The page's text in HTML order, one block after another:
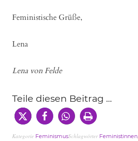
Feministische Grüße,
Lena
Lena von Felde
Teile diesen Beitrag ...
Kategorie FeminismusSchlagwörter Feministinnen